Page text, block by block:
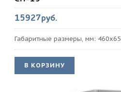
15927руб.
Габаритные размеры, мм:
В КОРЗИНУ